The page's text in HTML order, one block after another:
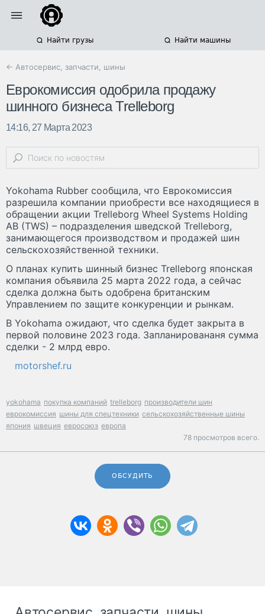
Найти грузы Найти машины
← Автосервис, запчасти, шины
Еврокомиссия одобрила продажу
шинного бизнеса Trelleborg
14:16, 27 Марта 2023
Yokohama Rubber сообщила, что Еврокомиссия
разрешила компании приобрести все находящиеся в
обращении акции Trelleborg Wheel Systems Holding
AB (TWS) – подразделения шведской Trelleborg,
занимающегося производством и продажей шин
сельскохозяйственной техники.
О планах купить шинный бизнес Trelleborg японская
компания объявила 25 марта 2022 года, а сейчас
сделка должна быть одобрена британским
Управлением по защите конкуренции и рынкам.
В Yokohama ожидают, что сделка будет закрыта в
первой половине 2023 года. Запланировананя сумма
сделки - 2 млрд евро.
motorshef.ru
yokohama покупка компаний trelleborg производители шин
еврокомиссия шины для спецтехники сельскохозяйственные шины
япония швеция евросоюз европа
78 просмотров всего.
ОБСУДИТЬ